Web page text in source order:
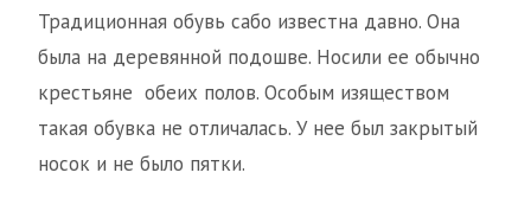
Традиционная обувь сабо известна давно. Она
была на деревянной подошве. Носили ее обычно
крестьяне обеих полов. Особым изяществом
такая обувка не отличалась. У нее был закрытый
носок и не было пятки.